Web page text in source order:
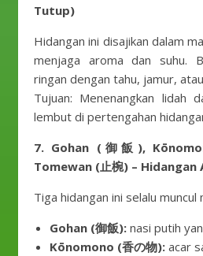
Tutup)
Hidangan ini disajikan dalam
menjaga aroma dan suhu.
ringan dengan tahu, jamur,
Tujuan: Menenangkan lidah
lembut di pertengahan
7. Gohan (御飯),
Tomewan (止椀) – Hidangan
Tiga hidangan ini selalu
Gohan (御飯): nasi putih
Kōnomono (香の物): acar